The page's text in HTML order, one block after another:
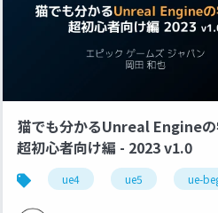
猫でも分かるUnreal Engine
超初心者向け編 - 2023 v1.0
ue4 ue5 ue-